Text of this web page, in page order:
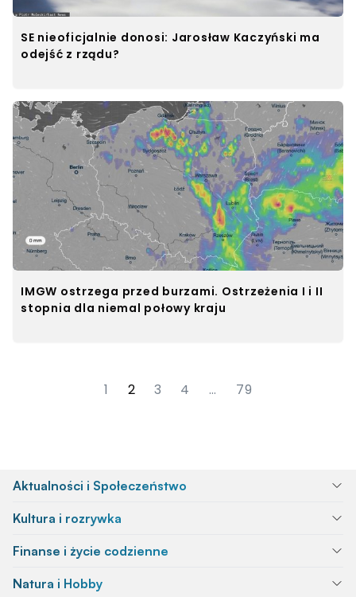
SE nieoficjalnie donosi: Jarosław Kaczyński ma
odejść z rządu?
IMGW ostrzega przed burzami. Ostrzeżenia I i II
stopnia dla niemal połowy kraju
1 2 3 4 … 79
Aktualności i Społeczeństwo
Kultura i rozrywka
Finanse i życie codzienne
Natura i Hobby